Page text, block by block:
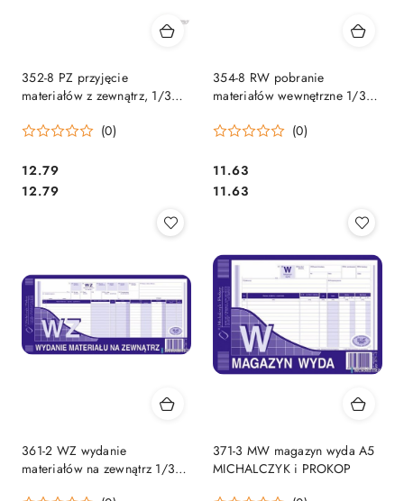
352-8 PZ przyjęcie
materiałów z zewnątrz, 1/3
MICHALCZYK&PROKOP
(0)
Cena:
12.79
Cena:
12.79
354-8 RW pobranie
materiałów wewnętrzne 1/3A4
(0)
Cena:
11.63
Cena:
11.63
361-2 WZ wydanie
materiałów na zewnątrz 1/3
371-3 MW magazyn wyda A5
MICHALCZYK i PROKOP